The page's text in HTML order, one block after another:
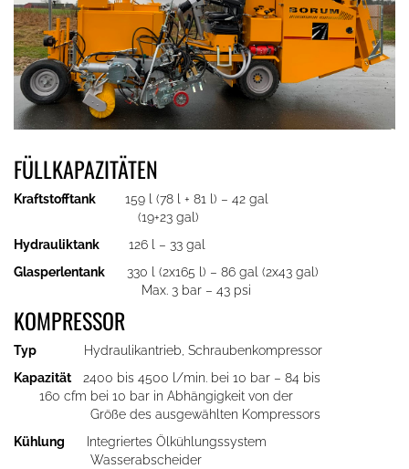
FÜLLKAPAZITÄTEN
Kraftstofftank 159 l (78 l + 81 l) – 42 gal
(19+23 gal)
Hydrauliktank 126 l – 33 gal
Glasperlentank 330 l (2x165 l) – 86 gal (2x43 gal)
Max. 3 bar – 43 psi
KOMPRESSOR
Typ Hydraulikantrieb, Schraubenkompressor
Kapazität
2400 bis 4500 l/min. bei 10 bar – 84 bis
160 cfm bei 10 bar in Abhängigkeit von der
Größe des ausgewählten Kompressors
Kühlung Integriertes Ölkühlungssystem
Wasserabscheider